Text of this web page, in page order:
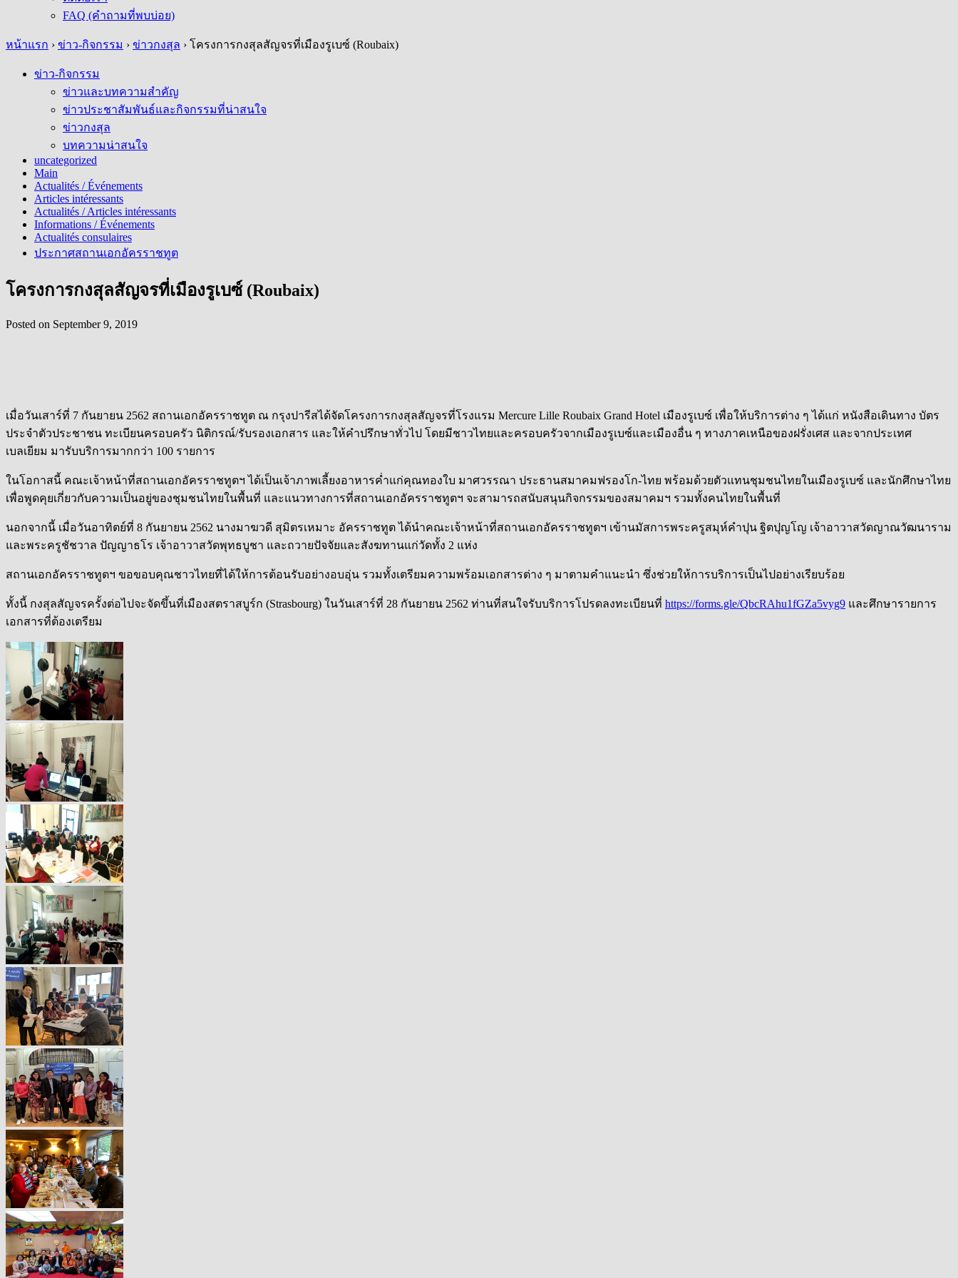
FAQ (คำถามที่พบบ่อย)
หน้าแรก › ข่าว-กิจกรรม › ข่าวกงสุล › โครงการกงสุลสัญจรที่เมืองรูเบซ์ (Roubaix)
ข่าว-กิจกรรม
ข่าวและบทความสำคัญ
ข่าวประชาสัมพันธ์และกิจกรรมที่น่าสนใจ
ข่าวกงสุล
บทความน่าสนใจ
uncategorized
Main
Actualités / Événements
Articles intéressants
Actualités / Articles intéressants
Informations / Événements
Actualités consulaires
ประกาศสถานเอกอัครราชทูต
โครงการกงสุลสัญจรที่เมืองรูเบซ์ (Roubaix)
Posted on September 9, 2019
เมื่อวันเสาร์ที่ 7 กันยายน 2562 สถานเอกอัครราชทูต ณ กรุงปารีสได้จัดโครงการกงสุลสัญจรที่โรงแรม Mercure Lille Roubaix Grand Hotel เมืองรูเบซ์ เพื่อให้บริการต่าง ๆ ได้แก่ หนังสือเดินทาง บัตร
ประจำตัวประชาชน ทะเบียนครอบครัว นิติกรณ์/รับรองเอกสาร และให้คำปรึกษาทั่วไป โดยมีชาวไทยและครอบครัวจากเมืองรูเบซ์และเมืองอื่น ๆ ทางภาคเหนือของฝรั่งเศส และจากประเทศ
เบลเยียม มารับบริการมากกว่า 100 รายการ
ในโอกาสนี้ คณะเจ้าหน้าที่สถานเอกอัครราชทูตฯ ได้เป็นเจ้าภาพเลี้ยงอาหารค่ำแก่คุณทองใบ มาศวรรณา ประธานสมาคมฟรองโก-ไทย พร้อมด้วยตัวแทนชุมชนไทยในเมืองรูเบซ์ และนักศึกษาไทย
เพื่อพูดคุยเกี่ยวกับความเป็นอยู่ของชุมชนไทยในพื้นที่ และแนวทางการที่สถานเอกอัครราชทูตฯ จะสามารถสนับสนุนกิจกรรมของสมาคมฯ รวมทั้งคนไทยในพื้นที่
นอกจากนี้ เมื่อวันอาทิตย์ที่ 8 กันยายน 2562 นางมาฆวดี สุมิตรเหมาะ อัครราชทูต ได้นำคณะเจ้าหน้าที่สถานเอกอัครราชทูตฯ เข้านมัสการพระครูสมุห์คำปุน ฐิตปุญโญ เจ้าอาวาสวัดญาณวัฒนาราม
และพระครูชัชวาล ปัญญาธโร เจ้าอาวาสวัดพุทธบูชา และถวายปัจจัยและสังฆทานแก่วัดทั้ง 2 แห่ง
สถานเอกอัครราชทูตฯ ขอขอบคุณชาวไทยที่ได้ให้การต้อนรับอย่างอบอุ่น รวมทั้งเตรียมความพร้อมเอกสารต่าง ๆ มาตามคำแนะนำ ซึ่งช่วยให้การบริการเป็นไปอย่างเรียบร้อย
ทั้งนี้ กงสุลสัญจรครั้งต่อไปจะจัดขึ้นที่เมืองสตราสบูร์ก (Strasbourg) ในวันเสาร์ที่ 28 กันยายน 2562 ท่านที่สนใจรับบริการโปรดลงทะเบียนที่ https://forms.gle/QbcRAhu1fGZa5vyg9 และศึกษารายการ
เอกสารที่ต้องเตรียม